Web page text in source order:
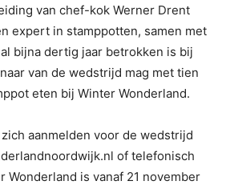
van chef-kok Werner Drent
expert in stamppotten, samen met
bijna dertig jaar betrokken is bij
van de wedstrijd mag met tien
eten bij Winter Wonderland.
aanmelden voor de wedstrijd
of telefonisch
Wonderland is vanaf 21 november